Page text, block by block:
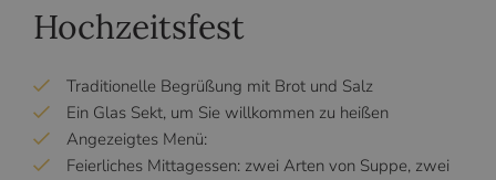
Hochzeitsfest
Traditionelle Begrüßung mit Brot und Salz
Ein Glas Sekt, um Sie willkommen zu heißen
Angezeigtes Menü:
Feierliches Mittagessen: zwei Arten von Suppe, zwei